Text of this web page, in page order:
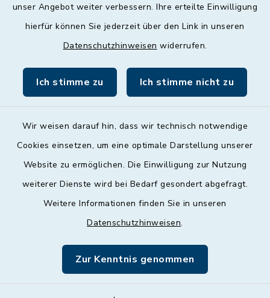
unser Angebot weiter verbessern. Ihre erteilte Einwilligung
hierfür können Sie jederzeit über den Link in unseren
Datenschutzhinweisen widerrufen.
Ich stimme zu Ich stimme nicht zu
Wir weisen darauf hin, dass wir technisch notwendige
Cookies einsetzen, um eine optimale Darstellung unserer
Website zu ermöglichen. Die Einwilligung zur Nutzung
weiterer Dienste wird bei Bedarf gesondert abgefragt.
Weitere Informationen finden Sie in unseren
Datenschutzhinweisen.
Zur Kenntnis genommen
Donnerstag
09:00 - 12:00 und 13:00 - 18:00 Uhr
09:00 - 12:00 Uhr
Barrierefreiheit
Impressum